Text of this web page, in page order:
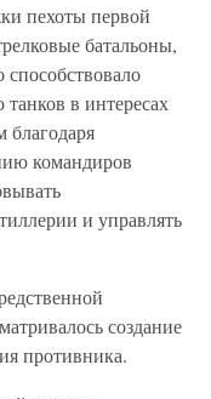
пехоты первой
батальоны,
в интересах
благодаря
командиров
и управлять
создание
противника.